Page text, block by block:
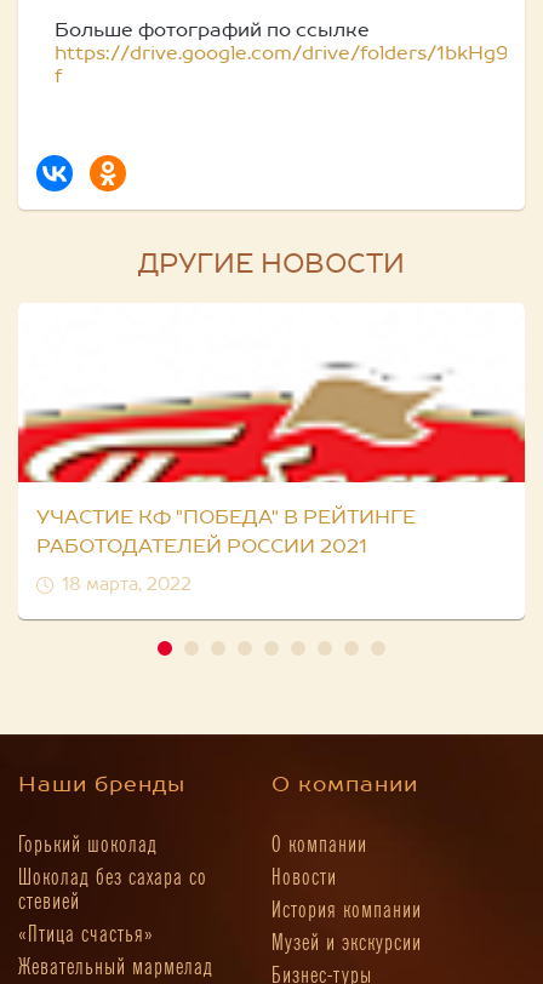
Больше фотографий по ссылке
https://drive.google.com/drive/folders/
f
ДРУГИЕ НОВОСТИ
УЧАСТИЕ КФ "ПОБЕДА" В РЕЙТИНГЕ
РАБОТОДАТЕЛЕЙ РОССИИ 2021
18 марта, 2022
Наши бренды
Горький шоколад
Шоколад без сахара со
стевией
«Птица счастья»
Жевательный мармелад
О компании
О компании
Новости
История компании
Музей и экскурсии
Бизнес-туры